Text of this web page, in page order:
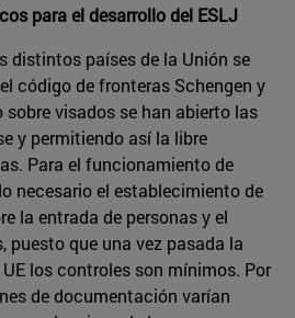
para el desarrollo del ESLJ
distintos países de la Unión se
código de fronteras Schengen y
visados se han abierto las
y permitiendo así la libre
Para el funcionamiento de
necesario el establecimiento de
la entrada de personas y el
puesto que una vez pasada la
los controles son mínimos. Por
de documentación varían